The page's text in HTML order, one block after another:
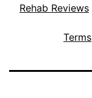
Rehab Reviews
Terms